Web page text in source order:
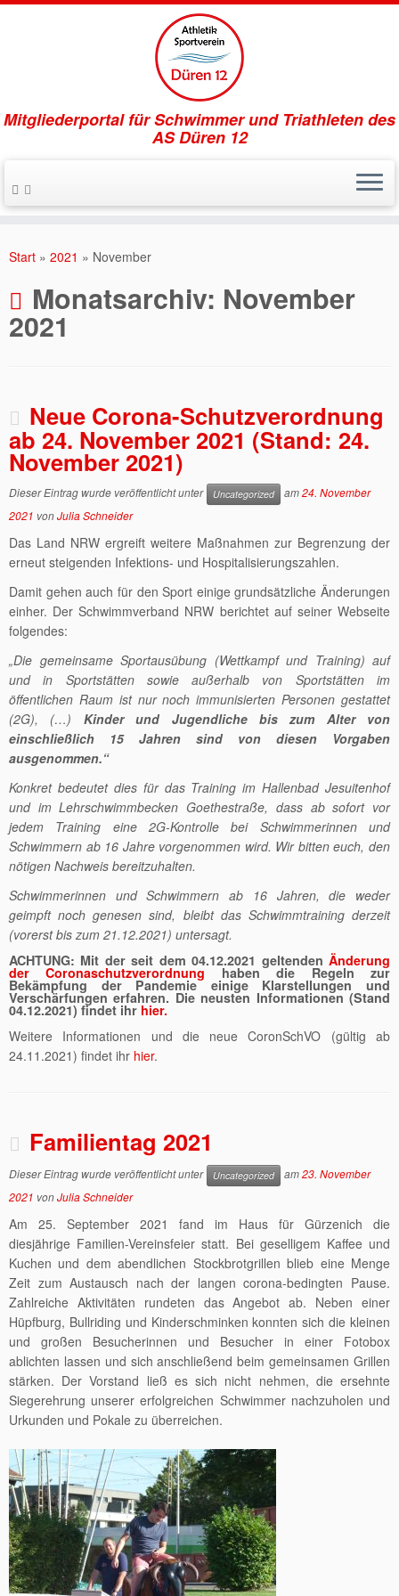
Inhalt
Mitgliederportal für Schwimmer und Triathleten des
AS Düren 12
Start » 2021 » November
Monatsarchiv: November
2021
Neue Corona-Schutzverordnung
ab 24. November 2021 (Stand: 24.
November 2021)
Dieser Eintrag wurde veröffentlicht unter Uncategorized am24. November
2021 vonJulia Schneider
Das Land NRW ergreift weitere Maßnahmen zur Begrenzung der
erneut steigenden Infektions- und Hospitalisierungszahlen.
Damit gehen auch für den Sport einige grundsätzliche Änderungen
einher. Der Schwimmverband NRW berichtet auf seiner Webseite
folgendes:
„Die gemeinsame Sportausübung (Wettkampf und Training) auf
und in Sportstätten sowie außerhalb von Sportstätten im
öffentlichen Raum ist nur noch immunisierten Personen gestattet
(2G), (…) Kinder und Jugendliche bis zum Alter von
einschließlich 15 Jahren sind von diesen Vorgaben
ausgenommen.“
Konkret bedeutet dies für das Training im Hallenbad Jesuitenhof
und im Lehrschwimmbecken Goethestraße, dass ab sofort vor
jedem Training eine 2G-Kontrolle bei Schwimmerinnen und
Schwimmern ab 16 Jahre vorgenommen wird. Wir bitten euch, den
nötigen Nachweis bereitzuhalten.
Schwimmerinnen und Schwimmern ab 16 Jahren, die weder
geimpft noch genesen sind, bleibt das Schwimmtraining derzeit
(vorerst bis zum 21.12.2021) untersagt.
ACHTUNG: Mit der seit dem 04.12.2021 geltenden Änderung
der Coronaschutzverordnung haben die Regeln zur
Bekämpfung der Pandemie einige Klarstellungen und
Verschärfungen erfahren. Die neusten Informationen (Stand
04.12.2021) findet ihr hier.
Weitere Informationen und die neue CoronSchVO (gültig ab
24.11.2021) findet ihr hier.
Familientag 2021
Dieser Eintrag wurde veröffentlicht unter Uncategorized am23. November
2021 vonJulia Schneider
Am 25. September 2021 fand im Haus für Gürzenich die
diesjährige Familien-Vereinsfeier statt. Bei geselligem Kaffee und
Kuchen und dem abendlichen Stockbrotgrillen blieb eine Menge
Zeit zum Austausch nach der langen corona-bedingten Pause.
Zahlreiche Aktivitäten rundeten das Angebot ab. Neben einer
Hüpfburg, Bullriding und Kinderschminken konnten sich die kleinen
und großen Besucherinnen und Besucher in einer Fotobox
ablichten lassen und sich anschließend beim gemeinsamen Grillen
stärken. Der Vorstand ließ es sich nicht nehmen, die ersehnte
Siegerehrung unserer erfolgreichen Schwimmer nachzuholen und
Urkunden und Pokale zu überreichen.